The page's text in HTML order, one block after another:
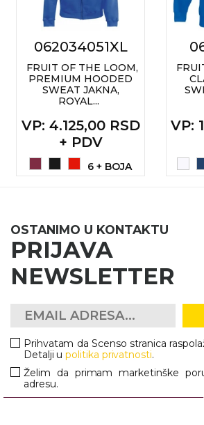
062034051XL
FRUIT OF THE LOOM,
PREMIUM HOODED
SWEAT JAKNA,
ROYAL...
VP: 4.125,00 RSD
+ PDV
6 + BOJA
VP:
OSTANIMO U KONTAKTU
NEWSLETTER
Prihvatam da Scenso stranica
Detalji upolitika privatnosti.
Želim da primam marketinške
adresu.